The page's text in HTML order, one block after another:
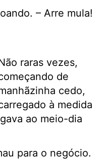
– Arre mula!
raras vezes,
de
cedo,
à medida
ao meio-dia
para o negócio.